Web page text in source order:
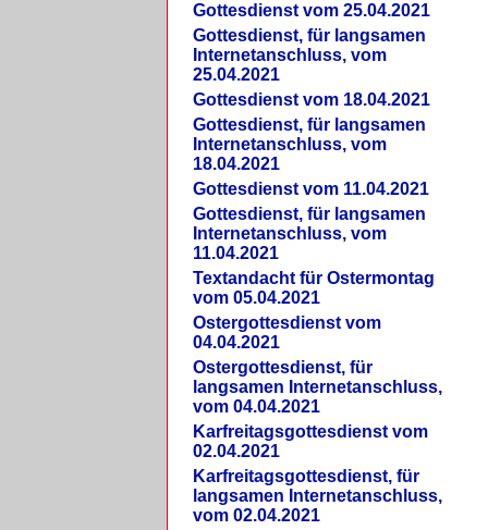
Gottesdienst vom 25.04.2021
Gottesdienst, für langsamen
Internetanschluss, vom
25.04.2021
Gottesdienst vom 18.04.2021
Gottesdienst, für langsamen
Internetanschluss, vom
18.04.2021
Gottesdienst vom 11.04.2021
Gottesdienst, für langsamen
Internetanschluss, vom
11.04.2021
Textandacht für Ostermontag
vom 05.04.2021
Ostergottesdienst vom
04.04.2021
Ostergottesdienst, für
langsamen Internetanschluss,
vom 04.04.2021
Karfreitagsgottesdienst vom
02.04.2021
Karfreitagsgottesdienst, für
langsamen Internetanschluss,
vom 02.04.2021